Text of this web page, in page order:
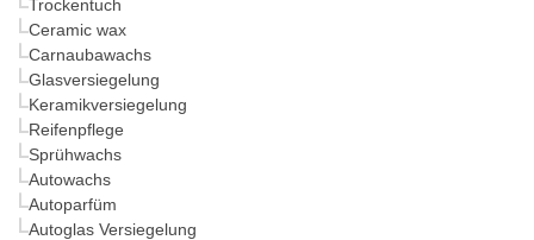
Trockentuch
Ceramic wax
Carnaubawachs
Glasversiegelung
Keramikversiegelung
Reifenpflege
Sprühwachs
Autowachs
Autoparfüm
Autoglas Versiegelung